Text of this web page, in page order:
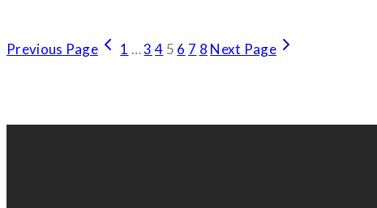
Previous Page 1 …3 4 5 6 7 8 Next Page